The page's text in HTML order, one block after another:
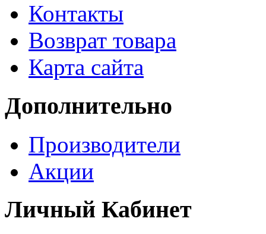
Контакты
Возврат товара
Карта сайта
Дополнительно
Производители
Акции
Личный Кабинет